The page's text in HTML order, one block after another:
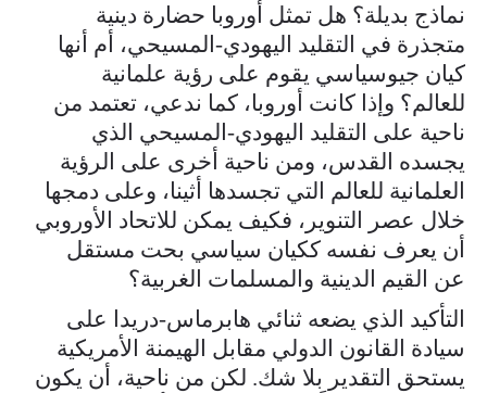
نماذج بديلة؟ هل تمثل أوروبا حضارة دينية
متجذرة في التقليد اليهودي-المسيحي، أم أنها
كيان جيوسياسي يقوم على رؤية علمانية
للعالم؟ وإذا كانت أوروبا، كما ندعي، تعتمد من
ناحية على التقليد اليهودي-المسيحي الذي
يجسده القدس، ومن ناحية أخرى على الرؤية
العلمانية للعالم التي تجسدها أثينا، وعلى دمجها
خلال عصر التنوير، فكيف يمكن للاتحاد الأوروبي
أن يعرف نفسه ككيان سياسي بحت مستقل
عن القيم الدينية والمسلمات الغربية؟
التأكيد الذي يضعه ثنائي هابرماس-دريدا على
سيادة القانون الدولي مقابل الهيمنة الأمريكية
يستحق التقدير بلا شك. لكن من ناحية، أن يكون